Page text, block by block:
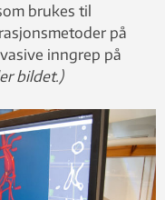
brukes til
på
inngrep på
bildet.)